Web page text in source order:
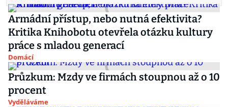
Armádní přístup, nebo nutná efektivita?
Kritika Knihobotu otevřela otázku kultury
práce s mladou generací
Domácí
Průzkum: Mzdy ve firmách stoupnou až o 10
procent
Vyděláváme